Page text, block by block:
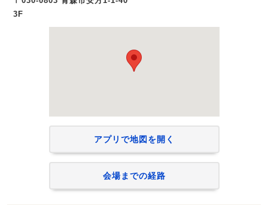
3F
アプリで地図を開く
会場までの経路